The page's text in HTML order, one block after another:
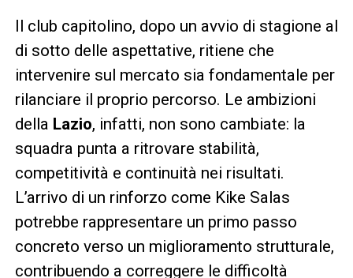
Il club capitolino, dopo un avvio di stagione al
di sotto delle aspettative, ritiene che
intervenire sul mercato sia fondamentale per
rilanciare il proprio percorso. Le ambizioni
della Lazio, infatti, non sono cambiate: la
squadra punta a ritrovare stabilità,
competitività e continuità nei risultati.
L’arrivo di un rinforzo come Kike Salas
potrebbe rappresentare un primo passo
concreto verso un miglioramento strutturale,
contribuendo a correggere le difficoltà